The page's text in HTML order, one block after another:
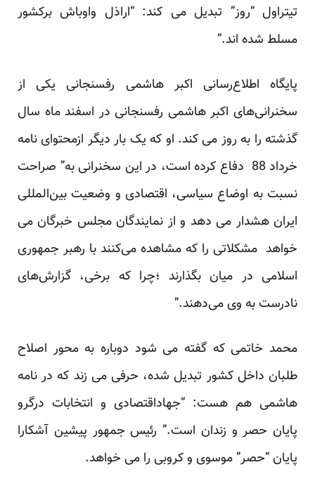
تیتراول “روز” تبدیل می کند: “اراذل واوباش برکشور
مسلط شده اند.”
پایگاه اطلاع‌رسانی اکبر هاشمی رفسنجانی یکی از
سخنرانی‌های اکبر هاشمی رفسنجانی در اسفند ماه سال
گذشته را به روز می کند. او که یک بار دیگر ازمحتوای نامه
خرداد 88 دفاع کرده است، در این سخنرانی به” صراحت
نسبت به اوضاع سیاسی، اقتصادی و وضعیت بین‌المللی
ایران هشدار می دهد و از نمایندگان مجلس خبرگان می
خواهد مشکلاتی را که مشاهده می‌کنند با رهبر جمهوری
اسلامی در میان بگذارند ؛چرا که برخی، گزارش‌های
نادرست به وی می‌دهند.”
محمد خاتمی که گفته می شود دوباره به محور اصلاح
طلبان داخل کشور تبدیل شده، حرفی می زند که در نامه
هاشمی هم هست: “جهاداقتصادی و انتخابات درگرو
پایان حصر و زندان است.” رئیس جمهور پیشین آشکارا
پایان “حصر” موسوی و کروبی را می خواهد.